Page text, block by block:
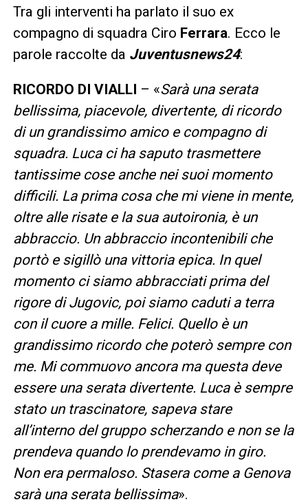
Tra gli interventi ha parlato il suo ex
compagno di squadra Ciro Ferrara. Ecco le
parole raccolte da Juventusnews24:
RICORDO DI VIALLI – «Sarà una serata
bellissima, piacevole, divertente, di ricordo
di un grandissimo amico e compagno di
squadra. Luca ci ha saputo trasmettere
tantissime cose anche nei suoi momento
difficili. La prima cosa che mi viene in mente,
oltre alle risate e la sua autoironia, è un
abbraccio. Un abbraccio incontenibili che
portò e sigillò una vittoria epica. In quel
momento ci siamo abbracciati prima del
rigore di Jugovic, poi siamo caduti a terra
con il cuore a mille. Felici. Quello è un
grandissimo ricordo che poterò sempre con
me. Mi commuovo ancora ma questa deve
essere una serata divertente. Luca è sempre
stato un trascinatore, sapeva stare
all’interno del gruppo scherzando e non se la
prendeva quando lo prendevamo in giro.
Non era permaloso. Stasera come a Genova
sarà una serata bellissima».